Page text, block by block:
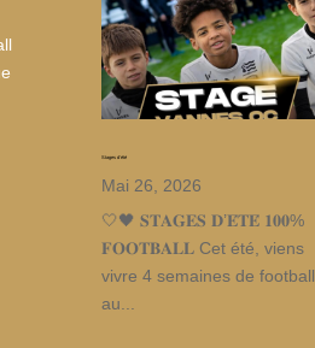
Stages d’été
Mai 26, 2026
🤍🖤 𝐒𝐓𝐀𝐆𝐄𝐒 𝐃’𝐄́𝐓𝐄́ 𝟏𝟎𝟎%
𝐅𝐎𝐎𝐓𝐁𝐀𝐋𝐋 Cet été, viens
vivre 4 semaines de football
au...